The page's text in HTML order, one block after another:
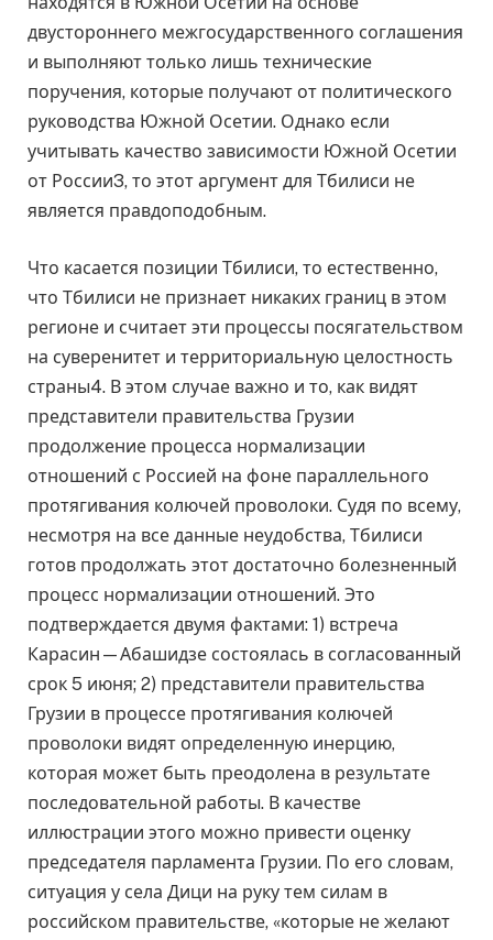
двустороннего межгосударственного соглашения
и выполняют только лишь технические
поручения, которые получают от политического
руководства Южной Осетии. Однако если
учитывать качество зависимости Южной Осетии
от России3, то этот аргумент для Тбилиси не
является правдоподобным.
Что касается позиции Тбилиси, то естественно,
что Тбилиси не признает никаких границ в этом
регионе и считает эти процессы посягательством
на суверенитет и территориальную целостность
страны4. В этом случае важно и то, как видят
представители правительства Грузии
продолжение процесса нормализации
отношений с Россией на фоне параллельного
протягивания колючей проволоки. Судя по всему,
несмотря на все данные неудобства, Тбилиси
готов продолжать этот достаточно болезненный
процесс нормализации отношений. Это
подтверждается двумя фактами: 1) встреча
Карасин—Абашидзе состоялась в согласованный
срок 5 июня; 2) представители правительства
Грузии в процессе протягивания колючей
проволоки видят определенную инерцию,
которая может быть преодолена в результате
последовательной работы. В качестве
иллюстрации этого можно привести оценку
председателя парламента Грузии. По его словам,
ситуация у села Дици на руку тем силам в
российском правительстве, «которые не желают